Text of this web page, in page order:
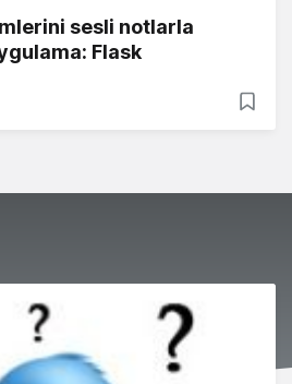
sesli notlarla
Flask